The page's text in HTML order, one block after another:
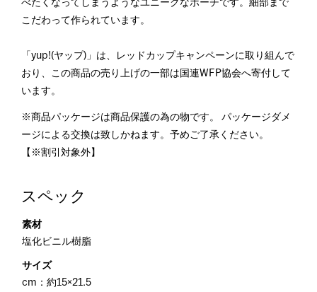
べたくなってしまうようなユニークなポーチです。細部まで
こだわって作られています。
「yup!(ヤップ)」は、レッドカップキャンペーンに取り組んで
おり、この商品の売り上げの一部は国連WFP協会へ寄付して
います。
※商品パッケージは商品保護の為の物です。 パッケージダメ
ージによる交換は致しかねます。予めご了承ください。
【※割引対象外】
スペック
素材
塩化ビニル樹脂
サイズ
cm：約15×21.5